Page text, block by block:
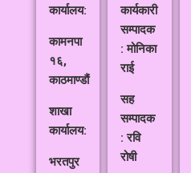
कार्यालय:
कामनपा
१६,
काठमाण्डौं
शाखा
कार्यालय:
भरतपुर
कार्यकारी
सम्पादक
: मोनिका
राई
सह
सम्पादक
: रवि
रोषी